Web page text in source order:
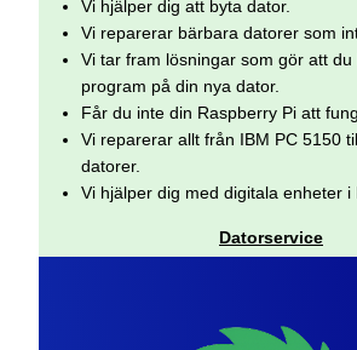
Vi hjälper dig att byta dator.
Vi reparerar bärbara datorer som
Vi tar fram lösningar som gör att
program på din nya dator.
Får du inte din Raspberry Pi att
Vi reparerar allt från IBM PC 5150
datorer.
Vi hjälper dig med digitala enheter i
Datorservice